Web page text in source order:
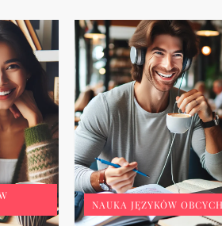
NAUKA JĘZYKÓW OBCYCH